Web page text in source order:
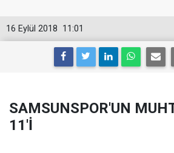
11:01
16 Eylül 2018
SAMSUNSPOR'UN
11'İ